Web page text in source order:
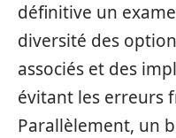
définitive un
diversité des
associés et des
évitant les erreurs
Parallèlement, un